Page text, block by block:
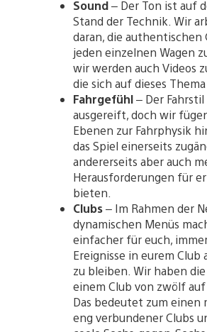
Sound– Der Ton ist auf
Stand der Technik. Wir
daran, die authentischen
jeden einzelnen Wagen
wir werden auch Videos
die sich auf dieses
Fahrgefühl– Der
ausgereift, doch wir
Ebenen zur Fahrphysik
das Spiel einerseits
andererseits aber auch
Herausforderungen für
bieten.
Clubs– Im Rahmen der
dynamischen Menüs
einfacher für euch,
Ereignisse in eurem Club
zu bleiben. Wir haben
einem Club von zwölf auf
Das bedeutet zum einen
eng verbundener Clubs